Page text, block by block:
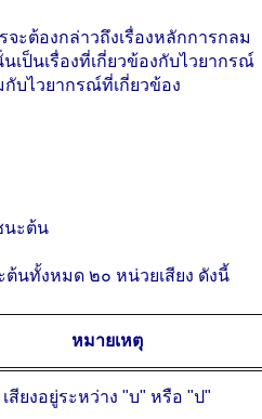
จะต้องกล่าวถึงเรื่องหลักการกลม
เป็นเรื่องที่เกี่ยวข้องกับไวยากรณ์
บไวยากรณ์ที่เกี่ยวข้อง
นะต้น
นทั้งหมด ๒๐ หน่วยเสียง ดังนี้
หมายเหตุ
เสียงอยู่ระหว่าง "บ" หรือ "ป"